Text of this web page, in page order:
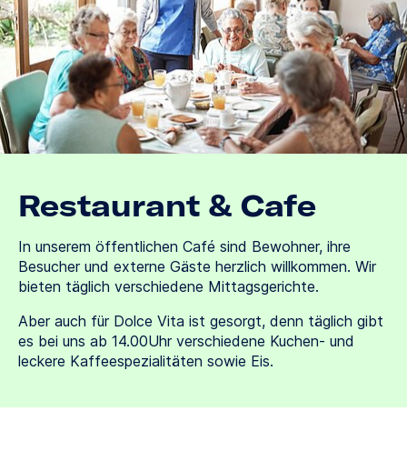
Restaurant & Cafe
In unserem öffentlichen Café sind Bewohner, ihre
Besucher und externe Gäste herzlich willkommen. Wir
bieten täglich verschiedene Mittagsgerichte.
Aber auch für Dolce Vita ist gesorgt, denn täglich gibt
es bei uns ab 14.00Uhr verschiedene Kuchen- und
leckere Kaffeespezialitäten sowie Eis.